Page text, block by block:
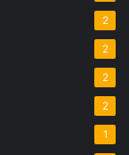
2
2
2
2
1